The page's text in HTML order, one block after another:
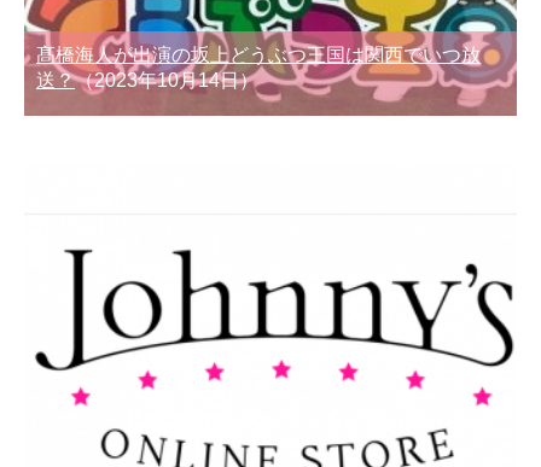
髙橋海人が出演の坂上どうぶつ王国は関西でいつ放
送？（2023年10月14日）